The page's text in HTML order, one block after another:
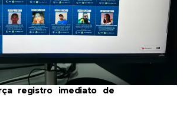
registro imediato de